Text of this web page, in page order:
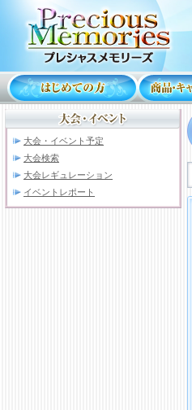
大会・イベント予定
大会検索
大会レギュレーション
イベントレポート